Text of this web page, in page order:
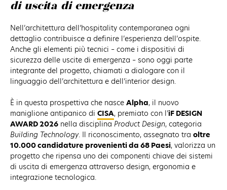
di uscita di emergenza
Nell’architettura dell’hospitality contemporanea ogni
dettaglio contribuisce a definire l’esperienza dell’ospite.
Anche gli elementi più tecnici – come i dispositivi di
sicurezza delle uscite di emergenza – sono oggi parte
integrante del progetto, chiamati a dialogare con il
linguaggio dell’architettura e dell’interior design.
È in questa prospettiva che nasce Alpha, il nuovo
maniglione antipanico di CISA, premiato con l’iF DESIGN
AWARD 2026 nella disciplina Product Design, categoria
Building Technology. Il riconoscimento, assegnato tra oltre
10.000 candidature provenienti da 68 Paesi, valorizza un
progetto che ripensa uno dei componenti chiave dei sistemi
di uscita di emergenza attraverso design, ergonomia e
integrazione tecnologica.